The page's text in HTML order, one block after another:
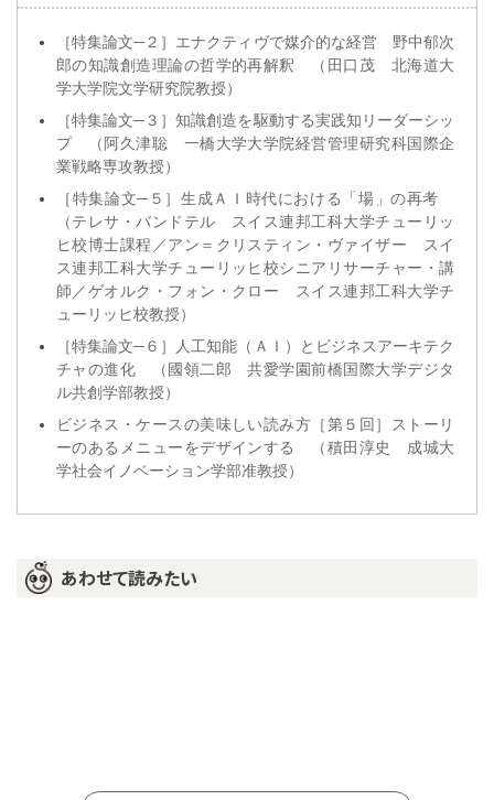
［特集論文─２］エナクティヴで媒介的な経営 野中郁次
郎の知識創造理論の哲学的再解釈 （田口茂 北海道大
学大学院文学研究院教授）
［特集論文─３］知識創造を駆動する実践知リーダーシッ
プ （阿久津聡 一橋大学大学院経営管理研究科国際企
業戦略専攻教授）
［特集論文─５］生成ＡＩ時代における「場」の再考
（テレサ・バンドテル スイス連邦工科大学チューリッ
ヒ校博士課程／アン＝クリスティン・ヴァイザー スイ
ス連邦工科大学チューリッヒ校シニアリサーチャー・講
師／ゲオルク・フォン・クロー スイス連邦工科大学チ
ューリッヒ校教授）
［特集論文─６］人工知能（ＡＩ）とビジネスアーキテク
チャの進化 （國領二郎 共愛学園前橋国際大学デジタ
ル共創学部教授）
ビジネス・ケースの美味しい読み方［第５回］ストーリ
ーのあるメニューをデザインする （積田淳史 成城大
学社会イノベーション学部准教授）
あわせて読みたい